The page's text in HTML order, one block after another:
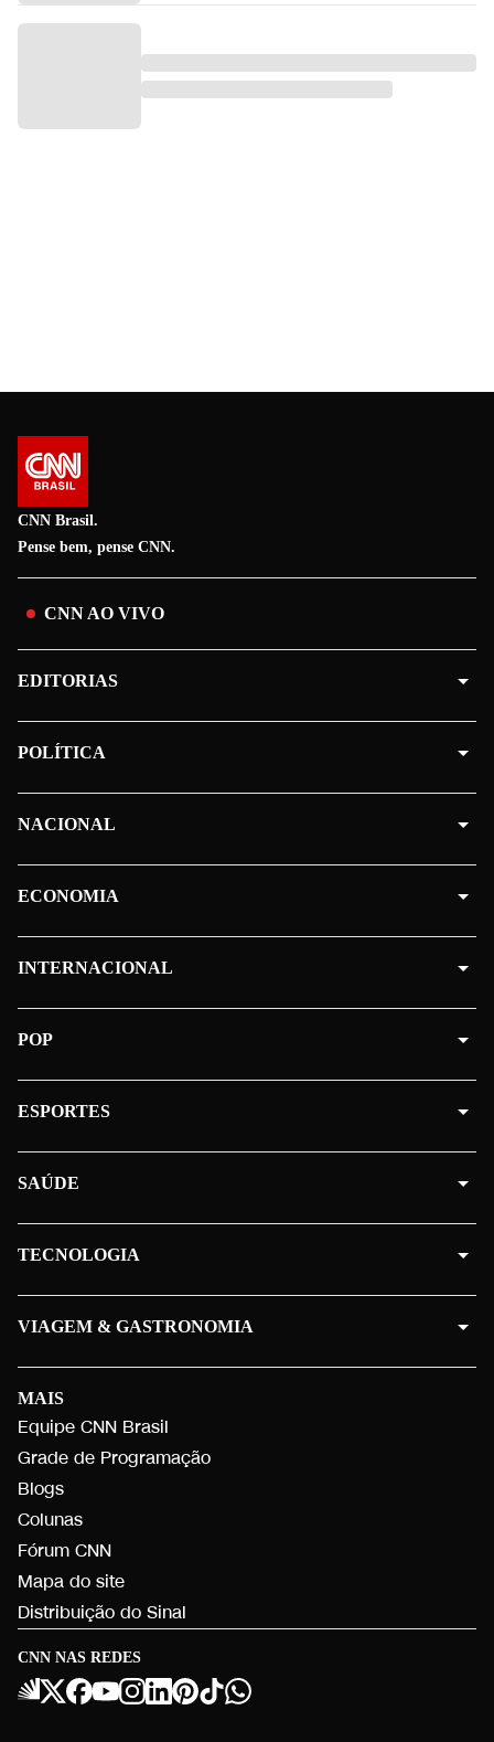
CNN Brasil.
Pense bem, pense CNN.
CNN AO VIVO
CNN NAS REDES
MAIS
Equipe CNN Brasil
Grade de Programação
Blogs
Colunas
Fórum CNN
Mapa do site
Distribuição do Sinal
EDITORIAS
POLÍTICA
NACIONAL
ECONOMIA
INTERNACIONAL
POP
ESPORTES
SAÚDE
TECNOLOGIA
VIAGEM & GASTRONOMIA